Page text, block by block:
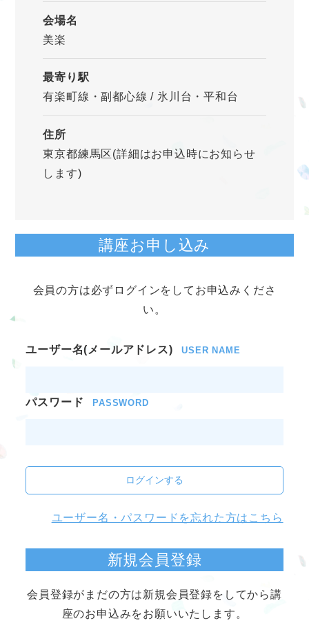
会場名
美楽
最寄り駅
有楽町線・副都心線 / 氷川台・平和台
住所
東京都練馬区(詳細はお申込時にお知らせ
します)
講座お申し込み
会員の方は必ずログインをしてお申込みくださ
い。
ユーザー名(メールアドレス) USER NAME
パスワード PASSWORD
ログインする
ユーザー名・パスワードを忘れた方はこちら
新規会員登録
会員登録がまだの方は新規会員登録をしてから講
座のお申込みをお願いいたします。